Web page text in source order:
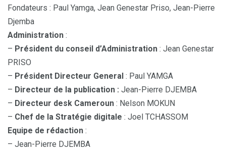
Fondateurs : Paul Yamga, Jean Genestar Priso, Jean-Pierre
Djemba
Administration :
– Président du conseil d’Administration : Jean Genestar
PRISO
– Président Directeur General : Paul YAMGA
– Directeur de la publication : Jean-Pierre DJEMBA
– Directeur desk Cameroun : Nelson MOKUN
– Chef de la Stratégie digitale : Joel TCHASSOM
Equipe de rédaction :
– Jean-Pierre DJEMBA